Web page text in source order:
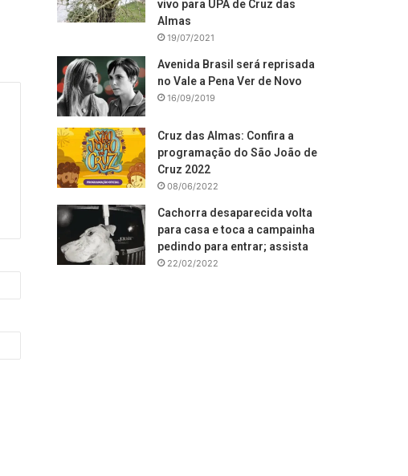
vivo para UPA de Cruz das
Almas
19/07/2021
Avenida Brasil será reprisada
no Vale a Pena Ver de Novo
16/09/2019
Cruz das Almas: Confira a
programação do São João de
Cruz 2022
08/06/2022
Cachorra desaparecida volta
para casa e toca a campainha
pedindo para entrar; assista
22/02/2022